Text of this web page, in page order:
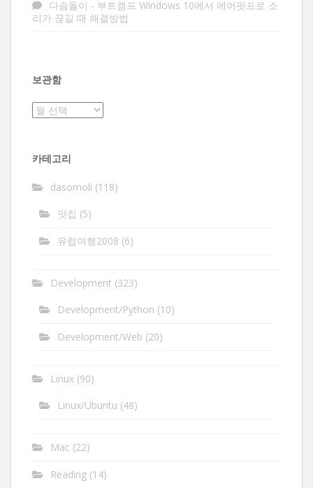
다솜돌이 - 부트캠프 Windows 10에서 에어팟프로 소
리가 끊길 때 해결방법
보관함
보
카테고리
dasomoli (118)
맛집 (5)
유럽여행2008 (6)
Development (323)
Development/Python (10)
Development/Web (20)
Linux (90)
Linux/Ubuntu (48)
Mac (22)
Reading (14)